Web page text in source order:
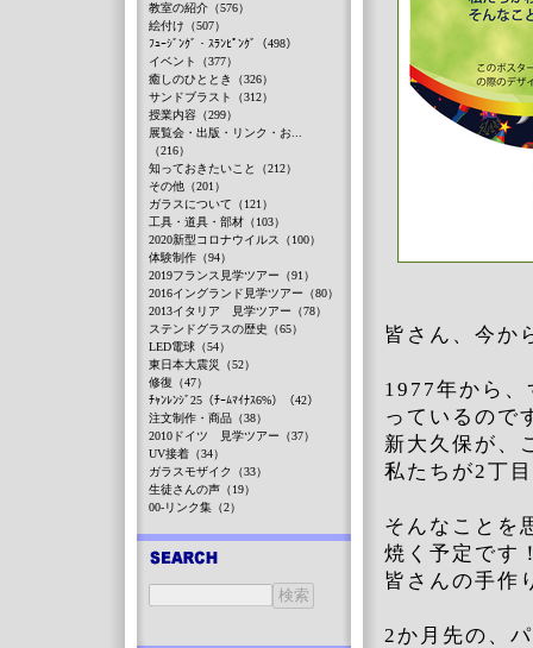
皆さん、今か
1977年から
っているので
新大久保が、
私たちが2丁
そんなこと
焼く予定です
皆さんの手作
2か月先の、
教室の紹介（576）
絵付け（507）
ﾌｭｰｼﾞﾝｸﾞ・ｽﾗﾝﾋﾟﾝｸﾞ（498）
イベント（377）
癒しのひととき（326）
サンドブラスト（312）
授業内容（299）
展覧会・出版・リンク・お...
（216）
知っておきたいこと（212）
その他（201）
ガラスについて（121）
工具・道具・部材（103）
2020新型コロナウイルス（100）
体験制作（94）
2019フランス見学ツアー（91）
2016イングランド見学ツアー（80）
2013イタリア 見学ツアー（78）
ステンドグラスの歴史（65）
LED電球（54）
東日本大震災（52）
修復（47）
ﾁｬﾝﾚﾝｼﾞ25（ﾁｰﾑﾏｲﾅｽ6%）（42）
注文制作・商品（38）
2010ドイツ 見学ツアー（37）
UV接着（34）
ガラスモザイク（33）
生徒さんの声（19）
00-リンク集（2）